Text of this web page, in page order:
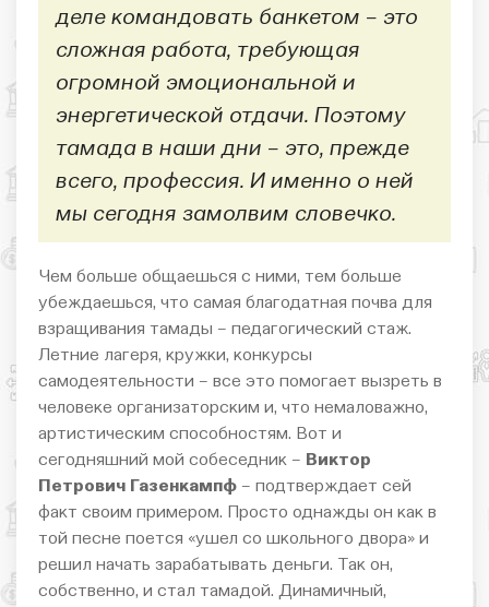
деле командовать банкетом – это
сложная работа, требующая
огромной эмоциональной и
энергетической отдачи. Поэтому
тамада в наши дни – это, прежде
всего, профессия. И именно о ней
мы сегодня замолвим словечко.
Чем больше общаешься с ними, тем больше
убеждаешься, что самая благодатная почва для
взращивания тамады – педагогический стаж.
Летние лагеря, кружки, конкурсы
самодеятельности – все это помогает вызреть в
человеке организаторским и, что немаловажно,
артистическим способностям. Вот и
сегодняшний мой собеседник – Виктор
Петрович Газенкампф – подтверждает сей
факт своим примером. Просто однажды он как в
той песне поется «ушел со школьного двора» и
решил начать зарабатывать деньги. Так он,
собственно, и стал тамадой. Динамичный,